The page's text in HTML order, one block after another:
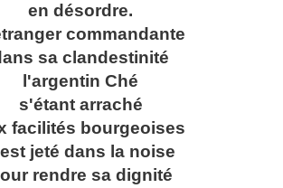
en désordre.
commandante
sa clandestinité
l'argentin Ché
s'étant arraché
facilités bourgeoises
jeté dans la noise
rendre sa dignité